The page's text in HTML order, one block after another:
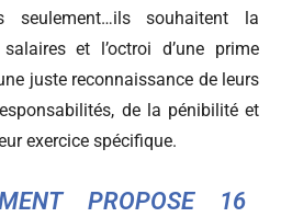
seulement…ils souhaitent la
et l’octroi d’une prime
juste reconnaissance de leurs
de la pénibilité et
exercice spécifique.
PROPOSE 16